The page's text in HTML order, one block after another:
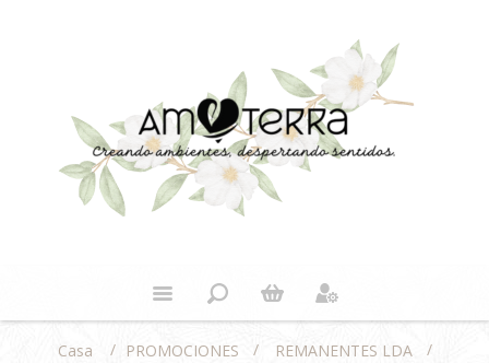
Casa / PROMOCIONES / REMANENTES LDA
/